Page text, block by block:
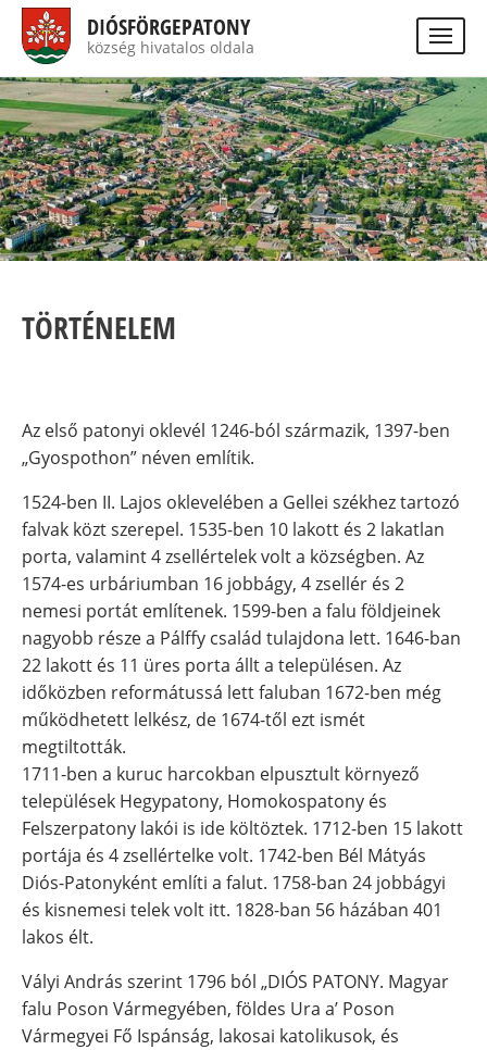
a
DIÓSFÖRGEPATONY
község hivatalos oldala
Visually
site
version
Keres
TÖRTÉNELEM
Az első patonyi oklevél 1246-ból származik, 1397-ben
„Gyospothon” néven említik.
1524-ben II. Lajos oklevelében a Gellei székhez tartozó
falvak közt szerepel. 1535-ben 10 lakott és 2 lakatlan
porta, valamint 4 zsellértelek volt a községben. Az
1574-es urbáriumban 16 jobbágy, 4 zsellér és 2
nemesi portát említenek. 1599-ben a falu földjeinek
nagyobb része a Pálffy család tulajdona lett. 1646-ban
22 lakott és 11 üres porta állt a településen. Az
időközben reformátussá lett faluban 1672-ben még
működhetett lelkész, de 1674-től ezt ismét
megtiltották.
1711-ben a kuruc harcokban elpusztult környező
települések Hegypatony, Homokospatony és
Felszerpatony lakói is ide költöztek. 1712-ben 15 lakott
portája és 4 zsellértelke volt. 1742-ben Bél Mátyás
Diós-Patonyként említi a falut. 1758-ban 24 jobbágyi
és kisnemesi telek volt itt. 1828-ban 56 házában 401
lakos élt.
Vályi András szerint 1796 ból „DIÓS PATONY. Magyar
falu Poson Vármegyében, földes Ura a’ Poson
Vármegyei Fő Ispánság, lakosai katolikusok, és